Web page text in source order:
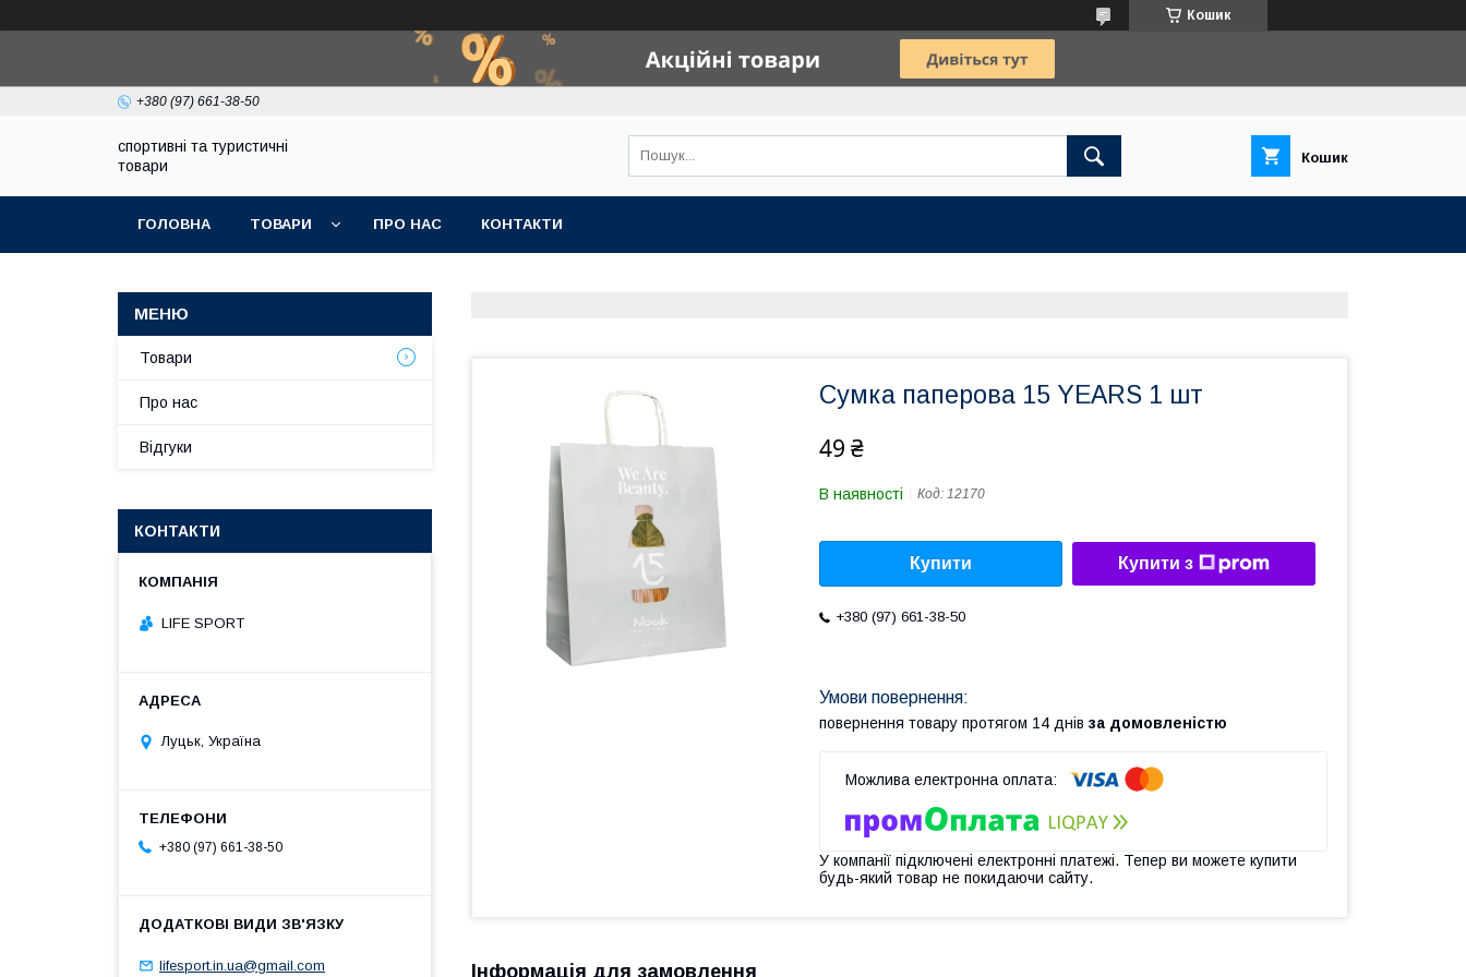
Кошик
+380 (97) 661-38-50
спортивні та туристичні
товари
Кошик
ГОЛОВНА ТОВАРИ ПРО НАС КОНТАКТИ
Сумка паперова 15 YEARS 1 шт
49 ₴
В наявності Код: 12170
Купити Купити з
+380 (97) 661-38-50
повернення товару протягом 14 днів за домовленістю
У компанії підключені електронні платежі. Тепер ви можете купити
будь-який товар не покидаючи сайту.
Інформація для замовлення
Товари
Про нас
Відгуки
КОНТАКТИ
LIFE SPORT
Луцьк, Україна
+380 (97) 661-38-50
lifesport.in.ua@gmail.com